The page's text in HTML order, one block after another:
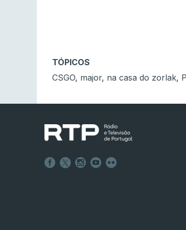
TÓPICOS
CSGO, major, na casa do zorlak,